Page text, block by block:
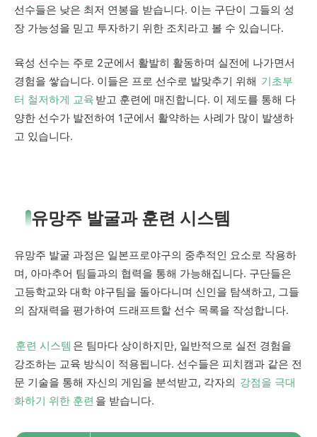
선수들은 낮은 최저 연봉을 받습니다. 이는 구단이 그들의 성
장 가능성을 믿고 투자하기 위한 조치라고 볼 수 있습니다.
육성 선수는 주로 2군에서 활발히 활동하며 실전에 나가면서
경험을 쌓습니다. 이들은 프로 선수로 발맞추기 위해 기초부
터 철저하게 교육 받고 훈련에 매진합니다. 이 제도를 통해 다
양한 선수가 발전하여 1군에서 활약하는 사례가 많이 발생하
고 있습니다.
유망주 발굴과 훈련 시스템
유망주 발굴 과정은 일본프로야구의 중추적인 요소로 작용하
며, 아마추어 팀들과의 협력을 통해 가능해집니다. 구단들은
고등학교와 대학 야구팀을 돌아다니며 신인을 탐색하고, 그들
의 잠재력을 평가하여 드래프트할 선수 목록을 작성합니다.
훈련 시스템 은 팀마다 상이하지만, 일반적으로 실전 경험을
강조하는 교육 방식이 적용됩니다. 선수들은 피치캠과 같은 전
문 기술을 통해 자신의 게임을 분석받고, 각자의 강점을 극대
화하기 위한 훈련 을 받습니다.